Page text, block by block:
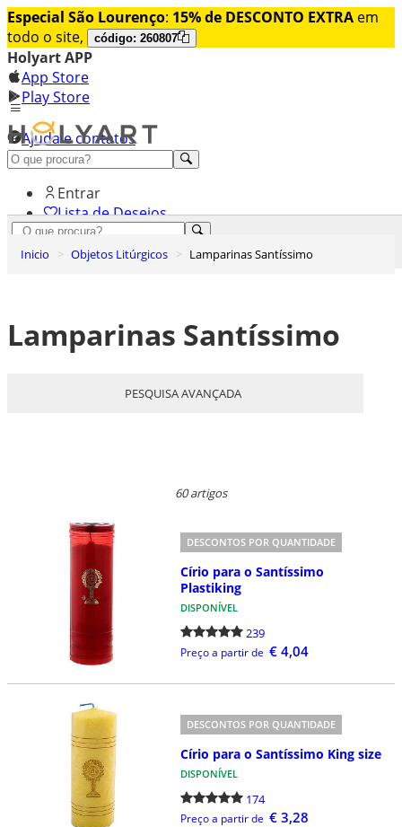
Especial São Lourenço: 15% de DESCONTO EXTRA em
todo o site,
código: 260807
Holyart APP
App Store
Play Store
Ajuda e contatos
Conheça premium
Entrar
Lista de Desejos
Carrinho de Compras
Inicio Objetos Litúrgicos Lamparinas Santíssimo
Lamparinas Santíssimo
PESQUISA AVANÇADA
60 artigos
DESCONTOS POR QUANTIDADE
Círio para o Santíssimo
Plastiking
DISPONÍVEL
239
Preço a partir de € 4,04
DESCONTOS POR QUANTIDADE
Círio para o Santíssimo King size
DISPONÍVEL
174
Preço a partir de € 3,28